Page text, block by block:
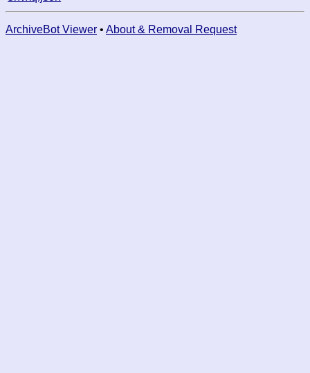
ArchiveBot Viewer • About & Removal Request